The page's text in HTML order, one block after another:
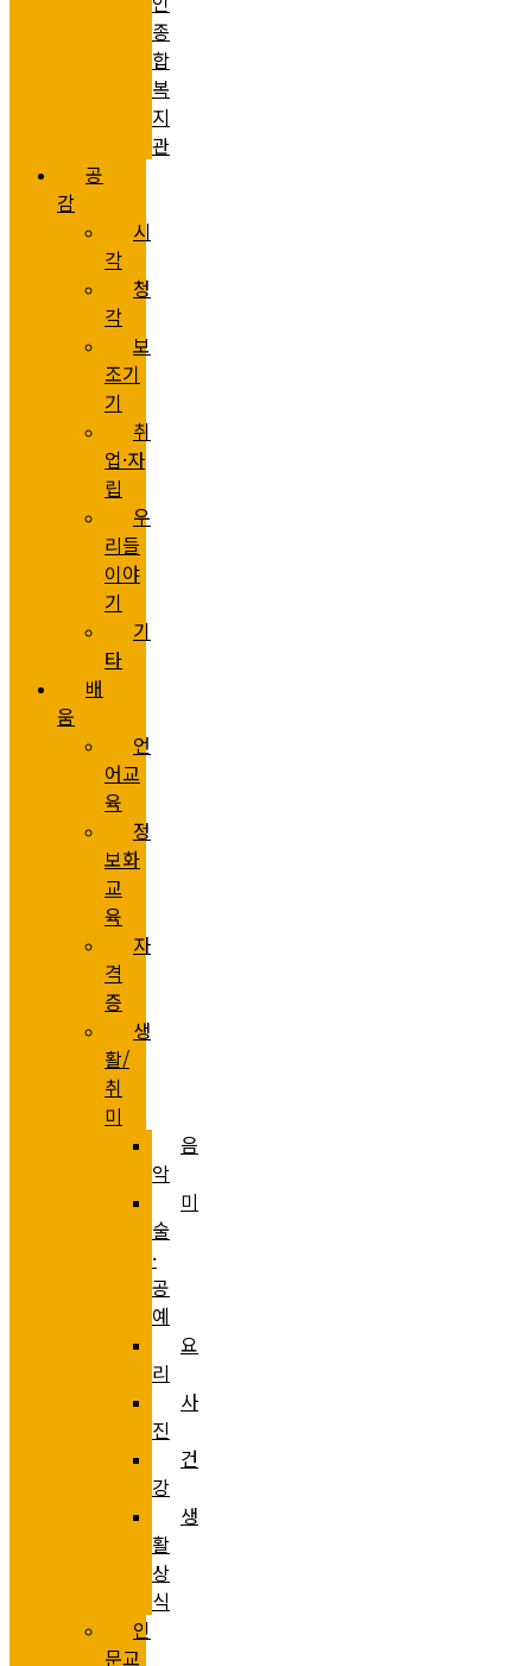
종
합
복
지
관
공
감
시
각
청
각
보
조기
기
취
업·자
립
우
리들
이야
기
기
타
배
움
언
어교
육
정
보화
교
육
자
격
증
생
활/
취
미
음
악
미
술
·
공
예
요
리
사
진
건
강
생
활
상
식
인
문교